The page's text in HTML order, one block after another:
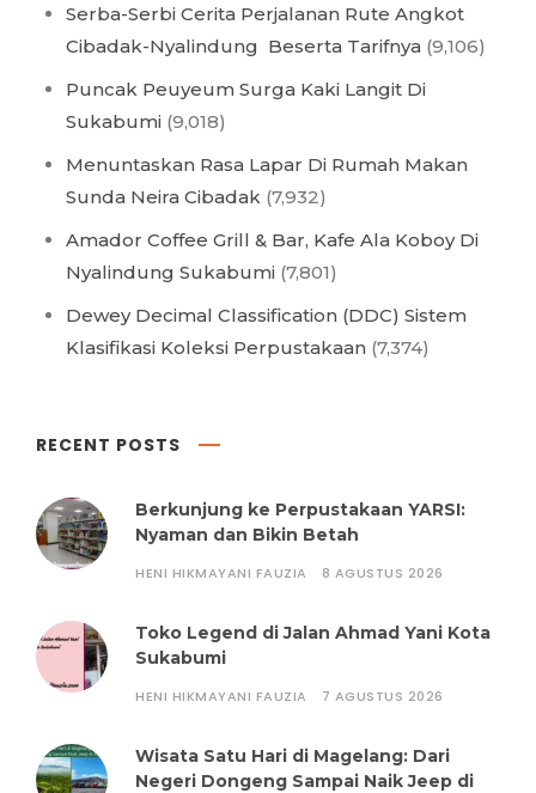
Serba-Serbi Cerita Perjalanan Rute Angkot
Cibadak-Nyalindung Beserta Tarifnya (9,106)
Puncak Peuyeum Surga Kaki Langit Di
Sukabumi (9,018)
Menuntaskan Rasa Lapar Di Rumah Makan
Sunda Neira Cibadak (7,932)
Amador Coffee Grill & Bar, Kafe Ala Koboy Di
Nyalindung Sukabumi (7,801)
Dewey Decimal Classification (DDC) Sistem
Klasifikasi Koleksi Perpustakaan (7,374)
RECENT POSTS
Berkunjung ke Perpustakaan YARSI:
Nyaman dan Bikin Betah
HENI HIKMAYANI FAUZIA 8 AGUSTUS 2026
Toko Legend di Jalan Ahmad Yani Kota
Sukabumi
HENI HIKMAYANI FAUZIA 7 AGUSTUS 2026
Wisata Satu Hari di Magelang: Dari
Negeri Dongeng Sampai Naik Jeep di